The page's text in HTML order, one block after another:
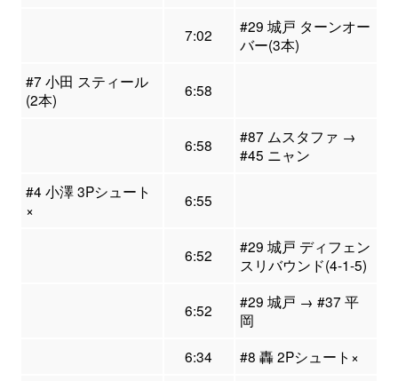
7:02
#29 城戸 ターンオー
バー(3本)
#7 小田 スティール
(2本)
6:58
6:58
#87 ムスタファ →
#45 ニャン
#4 小澤 3Pシュート
×
6:55
6:52
#29 城戸 ディフェン
スリバウンド(4-1-5)
6:52
#29 城戸 → #37 平
岡
6:34
#8 轟 2Pシュート×